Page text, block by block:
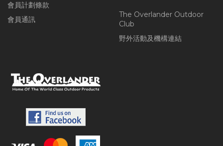
會員計劃條款
會員通訊
The Overlander Outdoor
Club
野外活動及機構連結